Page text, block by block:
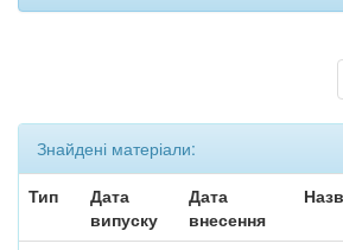
Знайдені матеріали:
Тип
Дата
випуску
Дата
внесення